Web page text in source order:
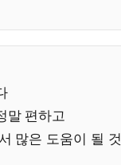
말 편하고
많은 도움이 될